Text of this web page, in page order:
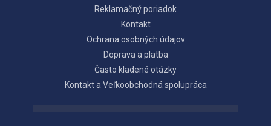
Reklamačný poriadok
Kontakt
Ochrana osobných údajov
Doprava a platba
Často kladené otázky
Kontakt a Veľkoobchodná spolupráca